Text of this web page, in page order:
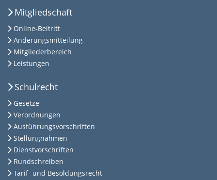
Mitgliedschaft
Online-Beitritt
Änderungsmitteilung
Mitgliederbereich
Leistungen
Schulrecht
Gesetze
Verordnungen
Ausführungsvorschriften
Stellungnahmen
Dienstvorschriften
Rundschreiben
Tarif- und Besoldungsrecht